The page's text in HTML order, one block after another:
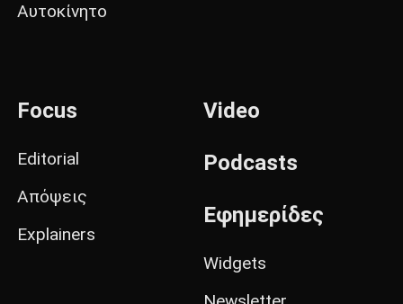
Αυτοκίνητο
Focus
Editorial
Απόψεις
Explainers
Video
Podcasts
Εφημερίδες
Widgets